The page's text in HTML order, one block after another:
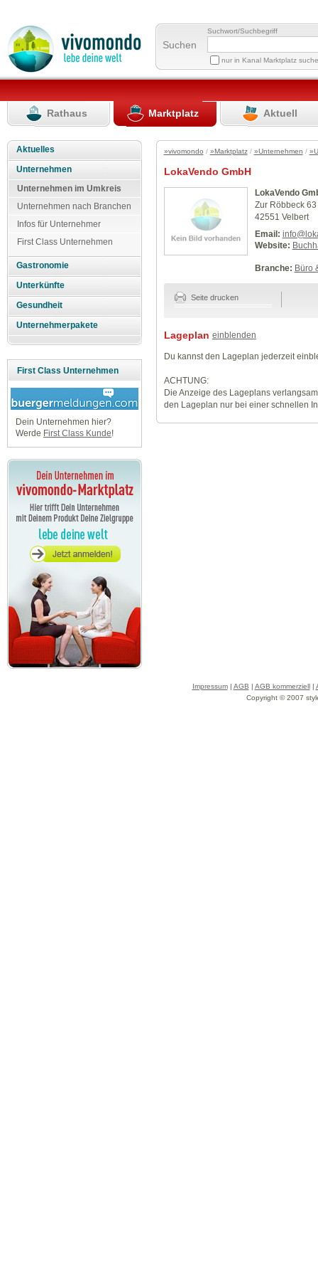
Suchen
Suchwort/Suchbegriff
nur in Kanal Marktplatz
Rathaus Marktplatz Aktuell
Aktuelles
Unternehmen
Unternehmen im Umkreis
Unternehmen nach Branchen
Infos für Unternehmer
First Class Unternehmen
Gastronomie
Unterkünfte
Gesundheit
Unternehmerpakete
First Class Unternehmen
Dein Unternehmen hier?
Werde First Class Kunde!
»vivomondo / »Marktplatz/ »Unternehmen /
LokaVendo GmbH
LokaVendo
Zur Röbbeck 63
42551 Velbert
Email:
Website:
Branche: Büro
Seite drucken
Lageplan einblenden
Du kannst den Lageplan jederzeit
ACHTUNG:
Die Anzeige des Lageplans
den Lageplan nur bei einer schnellen
Impressum| AGB | AGB kommerziell|
Copyright © 2007